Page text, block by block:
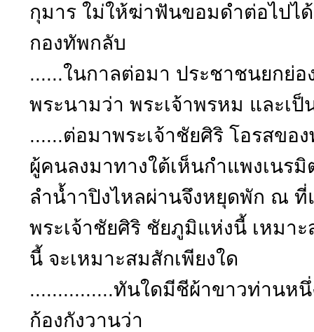
กุมาร ใม่ให้ฆ่าฟันขอมดำต่อไปไ
กองทัพกลับ
......ในกาลต่อมา ประชาชนยกย่
พระนามว่า พระเจ้าพรหม และเ
......ต่อมาพระเจ้าชัยศิริ โอรสขอ
ผู้คนลงมาทางใต้เห็นกำแพงเน
ลำน้ำาปิงไหลผ่านจึงหยุดพัก ณ
พระเจ้าชัยศิริ ชัยภูมิแห่งนี้ เหมา
นี้ จะเหมาะสมสักเพียงใด
...............ทันใดมีชีผ้าขาวท่านห
ก้องกังวานว่า